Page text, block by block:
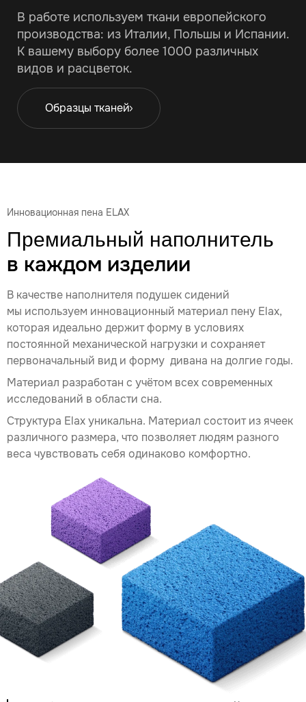
В работе используем ткани европейского
производства: из Италии, Польшы и Испании.
К вашему выбору более 1000 различных
видов и расцветок.
Образцы тканей
Инновационная пена ELAX
Премиальный наполнитель
в каждом изделии
В качестве наполнителя подушек сидений
мы используем инновационный материал пену Elax,
которая идеально держит форму в условиях
постоянной механической нагрузки и сохраняет
первоначальный вид и форму дивана на долгие годы.
Материал разработан с учётом всех современных
исследований в области сна.
Структура Elax уникальна. Материал состоит из ячеек
различного размера, что позволяет людям разного
веса чувствовать себя одинаково комфортно.